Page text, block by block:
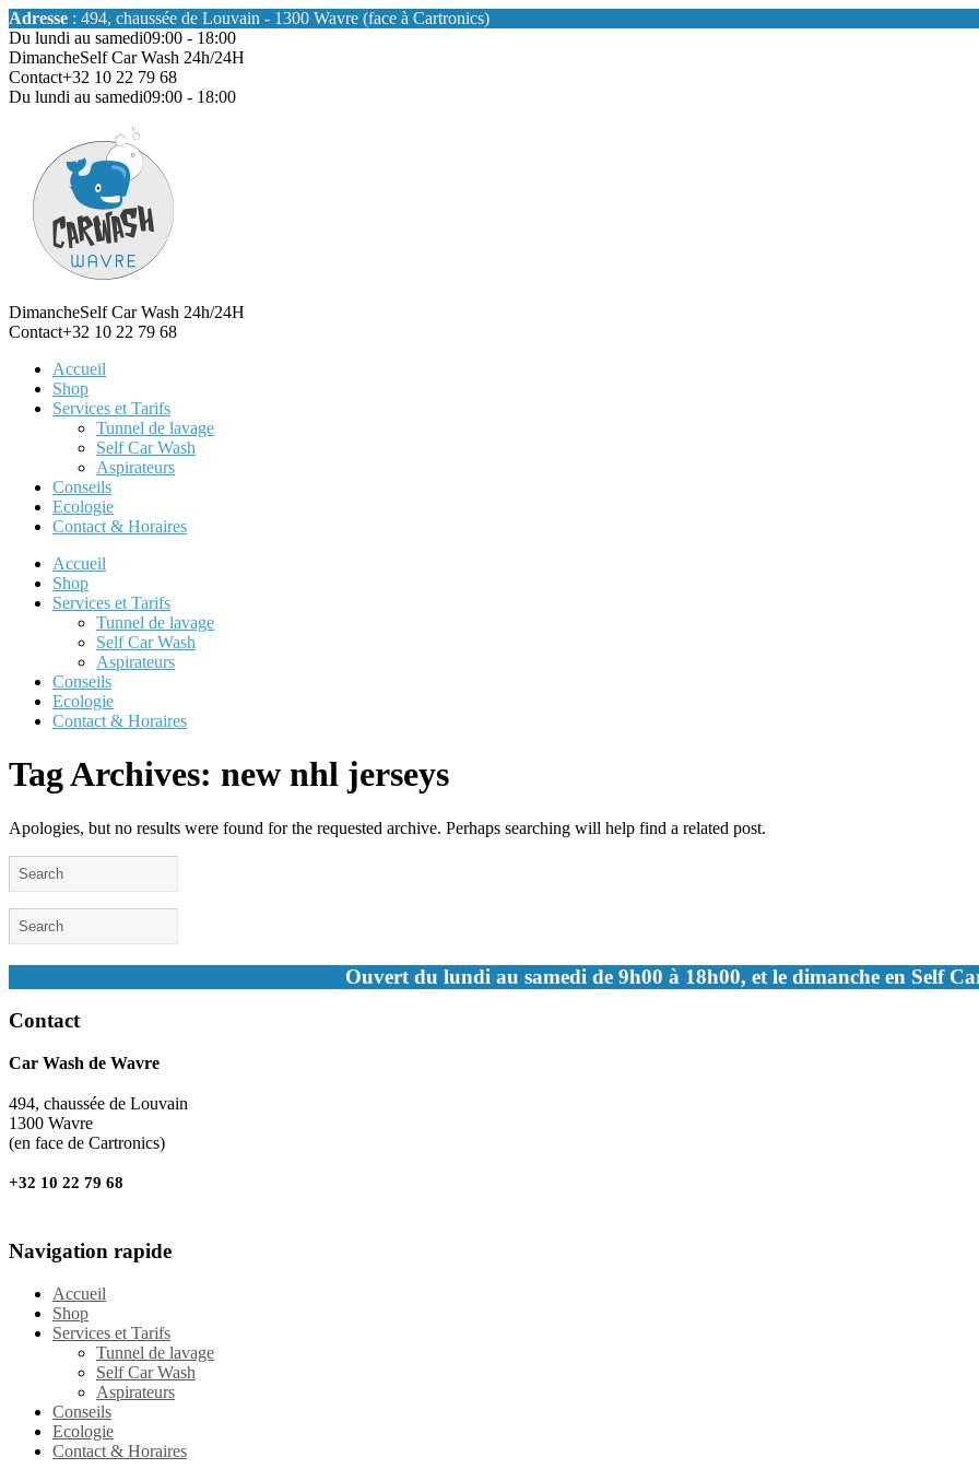
Adresse : 494, chaussée de Louvain - 1300 Wavre (face à Cartronics)
Du lundi au samedi09:00 - 18:00
DimancheSelf Car Wash 24h/24H
Contact+32 10 22 79 68
Du lundi au samedi09:00 - 18:00
DimancheSelf Car Wash 24h/24H
Contact+32 10 22 79 68
Accueil
Shop
Services et Tarifs
Tunnel de lavage
Self Car Wash
Aspirateurs
Conseils
Ecologie
Contact & Horaires
Accueil
Shop
Services et Tarifs
Tunnel de lavage
Self Car Wash
Aspirateurs
Conseils
Ecologie
Contact & Horaires
Tag Archives: new nhl jerseys
Apologies, but no results were found for the requested archive. Perhaps searching will help find a related post.
Ouvert du lundi au samedi de 9h00 à 18h00, et le dimanche en Self
Contact
Car Wash de Wavre
494, chaussée de Louvain
1300 Wavre
(en face de Cartronics)
+32 10 22 79 68
Navigation rapide
Accueil
Shop
Services et Tarifs
Tunnel de lavage
Self Car Wash
Aspirateurs
Conseils
Ecologie
Contact & Horaires